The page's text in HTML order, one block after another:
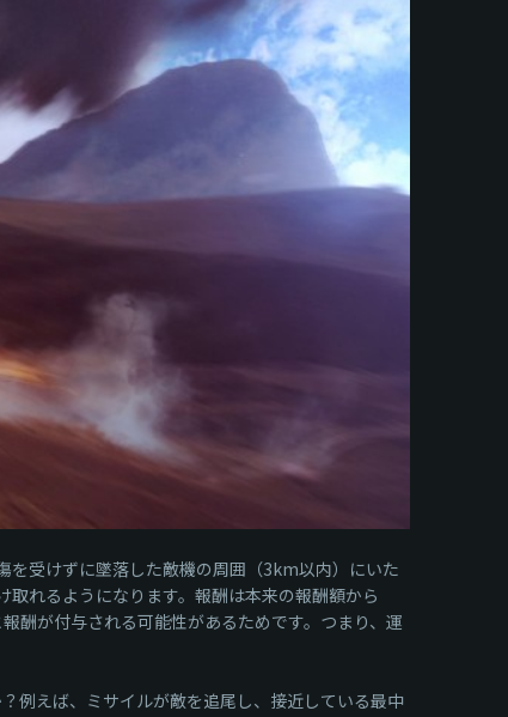
を受けずに墜落した敵機の周囲（3km以内）にいた
れるようになります。報酬は本来の報酬額から
酬が付与される可能性があるためです。つまり、運
例えば、ミサイルが敵を追尾し、接近している最中